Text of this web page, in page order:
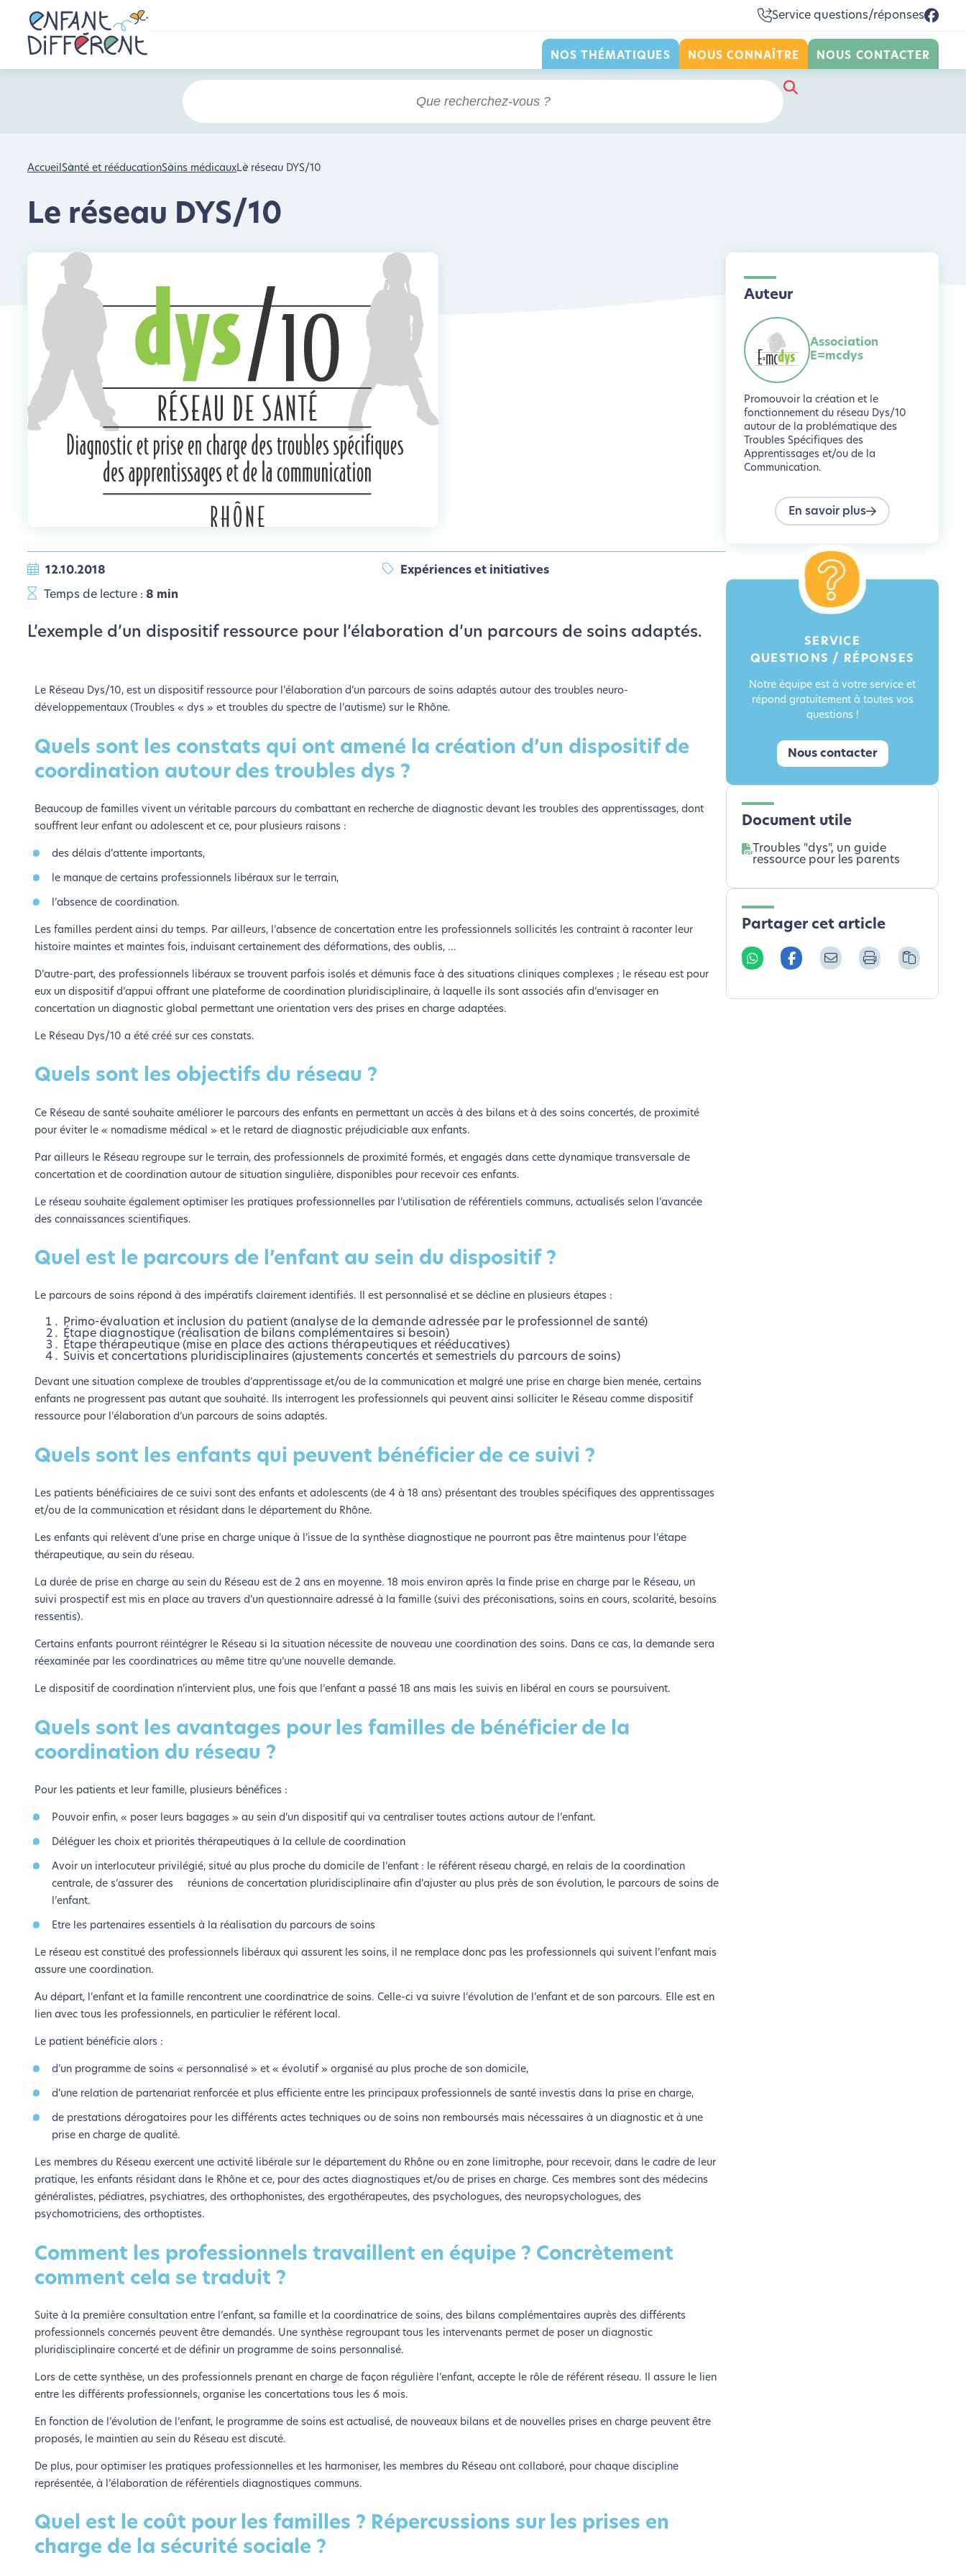
Service questions/réponses
NOS THÉMATIQUES NOUS CONNAÎTRE NOUS CONTACTER
L’écoconception, ça vous concerne aussi !
Merci pour votre contribution !
Activer le Mode Eco Annuler
AccueilSanté et rééducationSoins médicauxLe réseau DYS/10
Le réseau DYS/10
12.10.2018 Expériences et initiatives
Temps de lecture : 8 min
L’exemple d’un dispositif ressource pour l’élaboration d’un parcours de soins adaptés.
Le Réseau Dys/10, est un dispositif ressource pour l’élaboration d’un parcours de soins adaptés autour des troubles neuro-
développementaux (Troubles « dys » et troubles du spectre de l’autisme) sur le Rhône.
Quels sont les constats qui ont amené la création d’un dispositif de
coordination autour des troubles dys ?
Beaucoup de familles vivent un véritable parcours du combattant en recherche de diagnostic devant les troubles des apprentissages, dont
souffrent leur enfant ou adolescent et ce, pour plusieurs raisons :
des délais d’attente importants,
le manque de certains professionnels libéraux sur le terrain,
l’absence de coordination.
Les familles perdent ainsi du temps. Par ailleurs, l’absence de concertation entre les professionnels sollicités les contraint à raconter leur
histoire maintes et maintes fois, induisant certainement des déformations, des oublis, …
D’autre-part, des professionnels libéraux se trouvent parfois isolés et démunis face à des situations cliniques complexes ; le réseau est pour
eux un dispositif d’appui offrant une plateforme de coordination pluridisciplinaire, à laquelle ils sont associés afin d’envisager en
concertation un diagnostic global permettant une orientation vers des prises en charge adaptées.
Le Réseau Dys/10 a été créé sur ces constats.
Quels sont les objectifs du réseau ?
Ce Réseau de santé souhaite améliorer le parcours des enfants en permettant un accès à des bilans et à des soins concertés, de proximité
pour éviter le « nomadisme médical » et le retard de diagnostic préjudiciable aux enfants.
Par ailleurs le Réseau regroupe sur le terrain, des professionnels de proximité formés, et engagés dans cette dynamique transversale de
concertation et de coordination autour de situation singulière, disponibles pour recevoir ces enfants.
Le réseau souhaite également optimiser les pratiques professionnelles par l’utilisation de référentiels communs, actualisés selon l’avancée
des connaissances scientifiques.
Quel est le parcours de l’enfant au sein du dispositif ?
Le parcours de soins répond à des impératifs clairement identifiés. Il est personnalisé et se décline en plusieurs étapes :
Primo-évaluation et inclusion du patient (analyse de la demande adressée par le professionnel de santé)
Étape diagnostique (réalisation de bilans complémentaires si besoin)
Étape thérapeutique (mise en place des actions thérapeutiques et rééducatives)
Suivis et concertations pluridisciplinaires (ajustements concertés et semestriels du parcours de soins)
Devant une situation complexe de troubles d’apprentissage et/ou de la communication et malgré une prise en charge bien menée, certains
enfants ne progressent pas autant que souhaité. Ils interrogent les professionnels qui peuvent ainsi solliciter le Réseau comme dispositif
ressource pour l’élaboration d’un parcours de soins adaptés.
Quels sont les enfants qui peuvent bénéficier de ce suivi ?
Les patients bénéficiaires de ce suivi sont des enfants et adolescents (de 4 à 18 ans) présentant des troubles spécifiques des apprentissages
et/ou de la communication et résidant dans le département du Rhône.
Les enfants qui relèvent d’une prise en charge unique à l’issue de la synthèse diagnostique ne pourront pas être maintenus pour l’étape
thérapeutique, au sein du réseau.
La durée de prise en charge au sein du Réseau est de 2 ans en moyenne. 18 mois environ après la finde prise en charge par le Réseau, un
suivi prospectif est mis en place au travers d’un questionnaire adressé à la famille (suivi des préconisations, soins en cours, scolarité, besoins
ressentis).
Certains enfants pourront réintégrer le Réseau si la situation nécessite de nouveau une coordination des soins. Dans ce cas, la demande sera
réexaminée par les coordinatrices au même titre qu’une nouvelle demande.
Le dispositif de coordination n’intervient plus, une fois que l’enfant a passé 18 ans mais les suivis en libéral en cours se poursuivent.
Quels sont les avantages pour les familles de bénéficier de la
coordination du réseau ?
Pour les patients et leur famille, plusieurs bénéfices :
Pouvoir enfin, « poser leurs bagages » au sein d’un dispositif qui va centraliser toutes actions autour de l’enfant.
Déléguer les choix et priorités thérapeutiques à la cellule de coordination
Avoir un interlocuteur privilégié, situé au plus proche du domicile de l’enfant : le référent réseau chargé, en relais de la coordination
centrale, de s’assurer des réunions de concertation pluridisciplinaire afin d’ajuster au plus près de son évolution, le parcours de soins de
l’enfant.
Etre les partenaires essentiels à la réalisation du parcours de soins
Le réseau est constitué des professionnels libéraux qui assurent les soins, il ne remplace donc pas les professionnels qui suivent l’enfant mais
assure une coordination.
Au départ, l’enfant et la famille rencontrent une coordinatrice de soins. Celle-ci va suivre l’évolution de l’enfant et de son parcours. Elle est en
lien avec tous les professionnels, en particulier le référent local.
Le patient bénéficie alors :
d’un programme de soins « personnalisé » et « évolutif » organisé au plus proche de son domicile,
d’une relation de partenariat renforcée et plus efficiente entre les principaux professionnels de santé investis dans la prise en charge,
de prestations dérogatoires pour les différents actes techniques ou de soins non remboursés mais nécessaires à un diagnostic et à une
prise en charge de qualité.
Les membres du Réseau exercent une activité libérale sur le département du Rhône ou en zone limitrophe, pour recevoir, dans le cadre de leur
pratique, les enfants résidant dans le Rhône et ce, pour des actes diagnostiques et/ou de prises en charge. Ces membres sont des médecins
généralistes, pédiatres, psychiatres, des orthophonistes, des ergothérapeutes, des psychologues, des neuropsychologues, des
psychomotriciens, des orthoptistes.
Comment les professionnels travaillent en équipe ? Concrètement
comment cela se traduit ?
Suite à la première consultation entre l’enfant, sa famille et la coordinatrice de soins, des bilans complémentaires auprès des différents
professionnels concernés peuvent être demandés. Une synthèse regroupant tous les intervenants permet de poser un diagnostic
pluridisciplinaire concerté et de définir un programme de soins personnalisé.
Lors de cette synthèse, un des professionnels prenant en charge de façon régulière l’enfant, accepte le rôle de référent réseau. Il assure le lien
entre les différents professionnels, organise les concertations tous les 6 mois.
En fonction de l’évolution de l’enfant, le programme de soins est actualisé, de nouveaux bilans et de nouvelles prises en charge peuvent être
proposés, le maintien au sein du Réseau est discuté.
De plus, pour optimiser les pratiques professionnelles et les harmoniser, les membres du Réseau ont collaboré, pour chaque discipline
représentée, à l’élaboration de référentiels diagnostiques communs.
Quel est le coût pour les familles ? Répercussions sur les prises en
charge de la sécurité sociale ?
Auteur
Association
E=mcdys
Promouvoir la création et le
fonctionnement du réseau Dys/10
autour de la problématique des
Troubles Spécifiques des
Apprentissages et/ou de la
Communication.
En savoir plus
SERVICE
QUESTIONS / RÉPONSES
Notre équipe est à votre service et
répond gratuitement à toutes vos
questions !
Nous contacter
Document utile
Troubles "dys", un guide
ressource pour les parents
Partager cet article